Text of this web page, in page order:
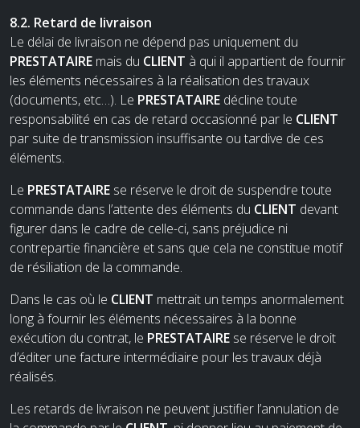
8.2. Retard de livraison
Le délai de livraison ne dépend pas uniquement du
PRESTATAIRE mais du CLIENT à qui il appartient de fournir
les éléments nécessaires à la réalisation des travaux
(documents, etc…). Le PRESTATAIRE décline toute
responsabilité en cas de retard occasionné par le CLIENT
par suite de transmission insuffisante ou tardive de ces
éléments.
Le PRESTATAIRE se réserve le droit de suspendre toute
commande dans l’attente des éléments du CLIENT devant
figurer dans le cadre de celle-ci, sans préjudice ni
contrepartie financière et sans que cela ne constitue motif
de résiliation de la commande.
Dans le cas où le CLIENT mettrait un temps anormalement
long à fournir les éléments nécessaires à la bonne
exécution du contrat, le PRESTATAIRE se réserve le droit
d’éditer une facture intermédiaire pour les travaux déjà
réalisés.
Les retards de livraison ne peuvent justifier l’annulation de